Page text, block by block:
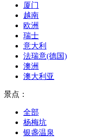
厦门
越南
欧洲
瑞士
意大利
法瑞意(德国)
澳洲
澳大利亚
景点：
全部
杨梅坑
银盏温泉